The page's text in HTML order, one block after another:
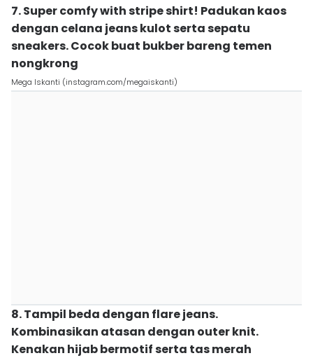
7. Super comfy with stripe shirt! Padukan kaos
dengan celana jeans kulot serta sepatu
sneakers. Cocok buat bukber bareng temen
nongkrong
Mega Iskanti (instagram.com/megaiskanti)
8. Tampil beda dengan flare jeans.
Kombinasikan atasan dengan outer knit.
Kenakan hijab bermotif serta tas merah